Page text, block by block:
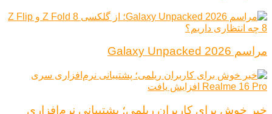
مراسم Galaxy Unpacked 2026
خبر خوش برای کاربران ریلمی؛ پشتیبانی نرم‌افزاری